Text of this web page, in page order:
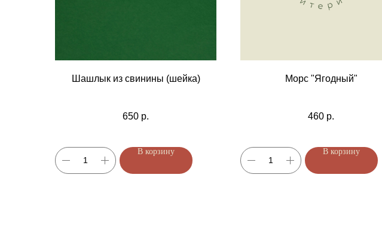
Шашлык из свинины (шейка)
650 р.
В корзину
Морс "Ягодный"
460 р.
В корзину